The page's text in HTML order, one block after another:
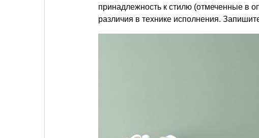
принадлежность к стилю (отмеченные в
различия в технике исполнения.